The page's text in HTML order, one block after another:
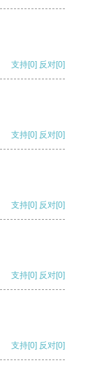
支持[0] 反对[0]
支持[0] 反对[0]
支持[0] 反对[0]
支持[0] 反对[0]
支持[0] 反对[0]